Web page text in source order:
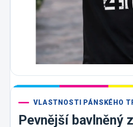
VLASTNOSTI PÁNSKÉHO
Pevnější bavlněný